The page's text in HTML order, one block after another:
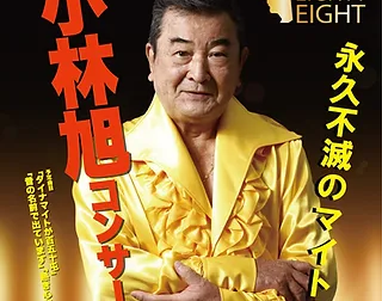
ダンスに従って、名前・住所・チケット枚数をお話し
ください。 開演日ごとに電話番号が異なります。下記
のご希望の開演日の番号までお電話ください。
8月7日（金）
ご希望の方はこちら↓
050-1785-09998月8日（土）
ご希望の方はこちら↓
050-1785-19998月9日（日）
ご希望の方はこちら↓
050-1785-2999
※チケット料金は銀行振込にてお支払いください。振
込手数料はご購入者様負担でお願いいたします。
※主催者都合による中止の場合を除き、ご入金後の返
金は出来ません。